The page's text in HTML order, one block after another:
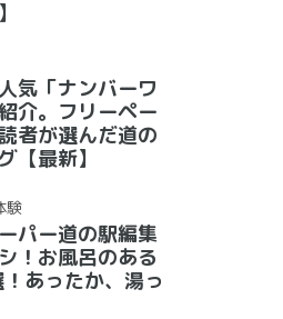
気「ナンバーワ
介。フリーペー
者が選んだ道の
【最新】
験
パー道の駅編集
！お風呂のある
あったか、湯っ